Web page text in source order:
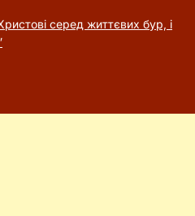
серед життєвих бур, і